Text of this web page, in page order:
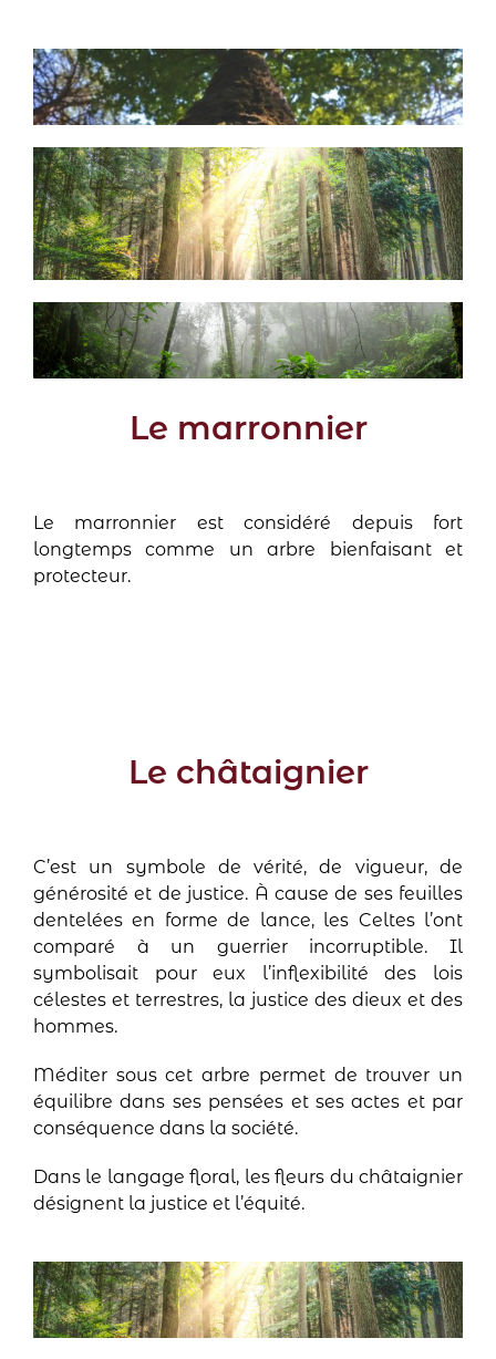
Le marronnier
Le marronnier est considéré depuis fort
longtemps comme un arbre bienfaisant et
protecteur.
Le châtaignier
C’est un symbole de vérité, de vigueur, de
générosité et de justice. À cause de ses feuilles
dentelées en forme de lance, les Celtes l’ont
comparé à un guerrier incorruptible. Il
symbolisait pour eux l’inflexibilité des lois
célestes et terrestres, la justice des dieux et des
hommes.
Méditer sous cet arbre permet de trouver un
équilibre dans ses pensées et ses actes et par
conséquence dans la société.
Dans le langage floral, les fleurs du châtaignier
désignent la justice et l’équité.